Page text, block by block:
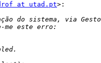
at utad.pt>: